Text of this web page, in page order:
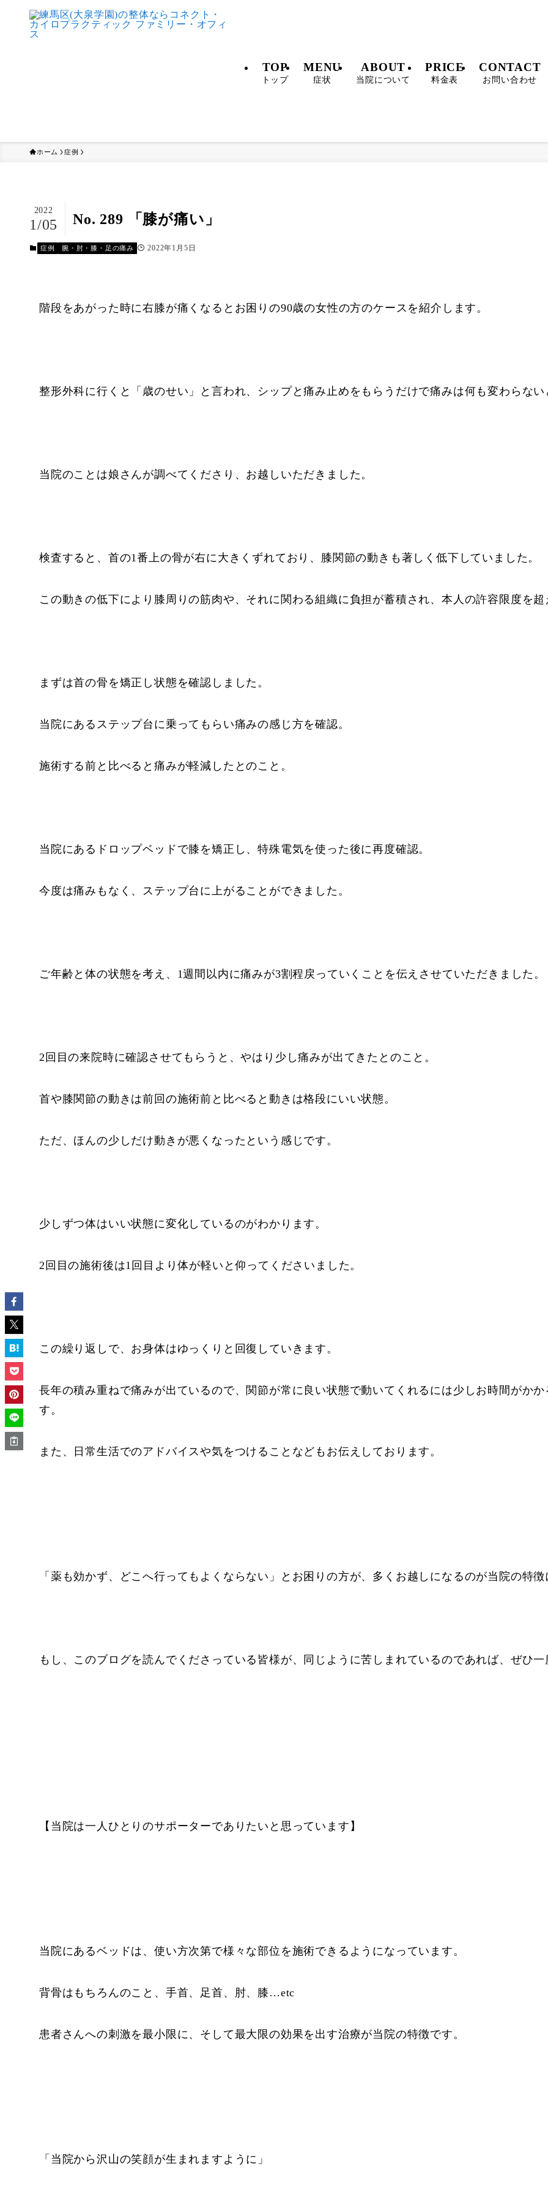
TOP
トップ
MENU
症状
ABOUT
当院について
PRICE
料金表
CONTACT
お問い合わせ
ホーム 症例
No. 289 「膝が痛い」
2022
1/05
症例 腕・肘・膝・足の痛み 2022年1月5日
階段をあがった時に右膝が痛くなるとお困りの90歳の女性の方のケースを紹介します。
整形外科に行くと「歳のせい」と言われ、シップと痛み止めをもらうだけで痛みは何も変わらない
当院のことは娘さんが調べてくださり、お越しいただきました。
検査すると、首の1番上の骨が右に大きくずれており、膝関節の動きも著しく低下していました。
この動きの低下により膝周りの筋肉や、それに関わる組織に負担が蓄積され、本人の許容限度を超
まずは首の骨を矯正し状態を確認しました。
当院にあるステップ台に乗ってもらい痛みの感じ方を確認。
施術する前と比べると痛みが軽減したとのこと。
当院にあるドロップベッドで膝を矯正し、特殊電気を使った後に再度確認。
今度は痛みもなく、ステップ台に上がることができました。
ご年齢と体の状態を考え、1週間以内に痛みが3割程戻っていくことを伝えさせていただきました。
2回目の来院時に確認させてもらうと、やはり少し痛みが出てきたとのこと。
首や膝関節の動きは前回の施術前と比べると動きは格段にいい状態。
ただ、ほんの少しだけ動きが悪くなったという感じです。
少しずつ体はいい状態に変化しているのがわかります。
2回目の施術後は1回目より体が軽いと仰ってくださいました。
この繰り返しで、お身体はゆっくりと回復していきます。
長年の積み重ねで痛みが出ているので、関節が常に良い状態で動いてくれるには少しお時間がか
す。
また、日常生活でのアドバイスや気をつけることなどもお伝えしております。
「薬も効かず、どこへ行ってもよくならない」とお困りの方が、多くお越しになるのが当院の特徴
もし、このブログを読んでくださっている皆様が、同じように苦しまれているのであれば、ぜひ一
【当院は一人ひとりのサポーターでありたいと思っています】
当院にあるベッドは、使い方次第で様々な部位を施術できるようになっています。
背骨はもちろんのこと、手首、足首、肘、膝…etc
患者さんへの刺激を最小限に、そして最大限の効果を出す治療が当院の特徴です。
「当院から沢山の笑顔が生まれますように」